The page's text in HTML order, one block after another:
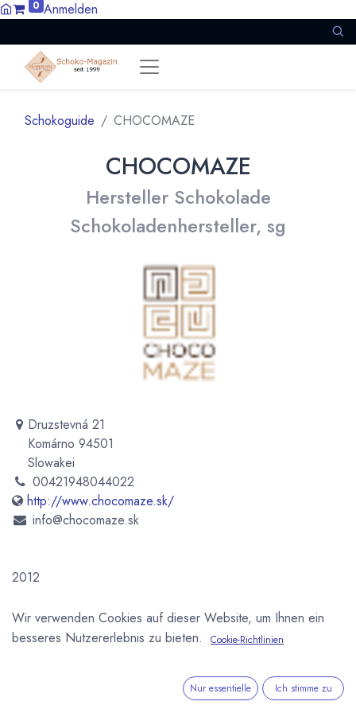
0 Anmelden
Schokoguide CHOCOMAZE
CHOCOMAZE
Hersteller Schokolade
Schokoladenhersteller, sg
Druzstevná 21
Komárno 94501
Slowakei
00421948044022
http://www.chocomaze.sk/
info@chocomaze.sk
2012
Newsletter
Kostenlose News - 1 Mal pro Monat:
Abonnieren
Datenschutzerklärung &
Wir verwenden Cookies auf dieser Website, um Ihnen ein
besseres Nutzererlebnis zu bieten.
Cookie-Richtlinien
Nur essentielle Ich stimme zu